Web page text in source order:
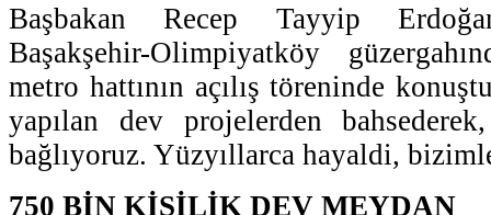
Başbakan Recep Tayyip
Başakşehir-Olimpiyatköy
metro hattının açılış töreninde
yapılan dev projelerden
bağlıyoruz. Yüzyıllarca hayaldi,
750 BİN KİŞİLİK DEV MEYDAN